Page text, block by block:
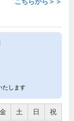
たします
金 土 日 祝